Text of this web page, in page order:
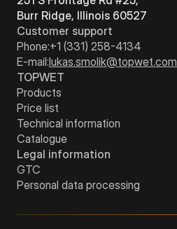
Burr Ridge, Illinois 60527
Customer support
Phone:+1 (331) 258-4134
E-mail:lukas.smolik@topwet.com
TOPWET
Products
Price list
Technical information
Catalogue
Legal information
GTC
Personal data processing